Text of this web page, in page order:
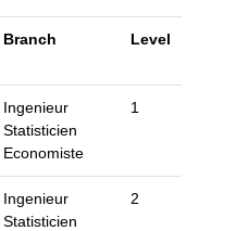
Branch Level
Ingenieur
Statisticien
Economiste
1
Ingenieur
Statisticien
2